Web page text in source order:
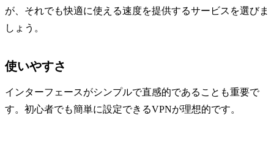
が、それでも快適に使える速度を提供するサービスを選びま
しょう。
使いやすさ
インターフェースがシンプルで直感的であることも重要で
す。初心者でも簡単に設定できるVPNが理想的です。